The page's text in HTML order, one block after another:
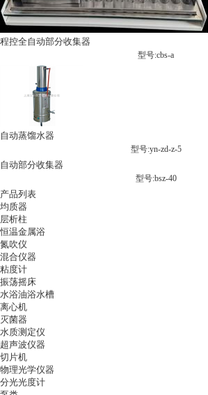
程控全自动部分收集器
型号:cbs-a
自动蒸馏水器
型号:yn-zd-z-5
自动部分收集器
型号:bsz-40
产品列表
均质器
层析柱
恒温金属浴
氮吹仪
混合仪器
粘度计
振荡摇床
水浴油浴水槽
离心机
灭菌器
水质测定仪
超声波仪器
切片机
物理光学仪器
分光光度计